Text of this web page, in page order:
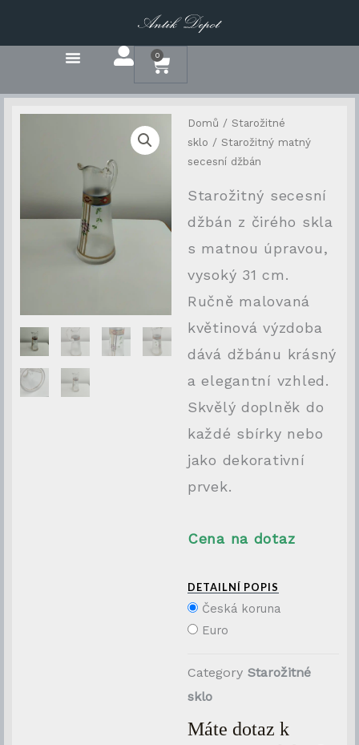
0
Cart
Domů / Starožitné
sklo / Starožitný matný
secesní džbán
Starožitný secesní
džbán z čirého skla
s matnou úpravou,
vysoký 31 cm.
Ručně malovaná
květinová výzdoba
dává džbánu krásný
a elegantní vzhled.
Skvělý doplněk do
každé sbírky nebo
jako dekorativní
prvek.
Cena na dotaz
DETAILNÍ POPIS
Česká koruna
Euro
Category Starožitné
sklo
Máte dotaz k